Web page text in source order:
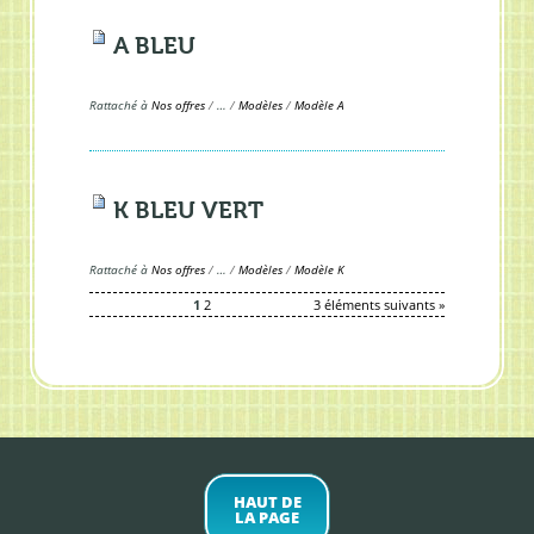
A BLEU
Rattaché à Nos offres / …/ Modèles / Modèle A
K BLEU VERT
Rattaché à Nos offres / …/ Modèles / Modèle K
3 éléments suivants »
1 2
HAUT DE
LA PAGE